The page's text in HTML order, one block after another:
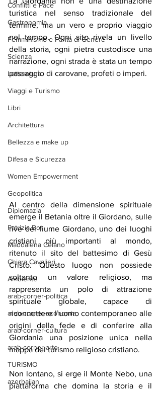
Conflitti e Pace
Gastronomia
Femminismo e Parità di Genere
Scienza
Letteratura
Viaggi e Turismo
Libri
Architettura
Bellezza e make up
Difesa e Sicurezza
Women Empowerment
Geopolitica
Diplomazia
Patrizia Boi
Maddalena Celano
Chiara Cavalieri
Ambiente
arab-corner-politica
arab-corner-economia
arab-corner-cultura
arab-corner-arte
TURISMO
azerbaijan
turistica nel senso tradizionale del
termine, ma un vero e proprio viaggio
nel tempo. Ogni sito rivela un livello
della storia, ogni pietra custodisce una
narrazione, ogni strada è stata un tempo
passaggio di carovane, profeti o imperi.
Al centro della dimensione spirituale
emerge il Betania oltre il Giordano, sulle
rive del fiume Giordano, uno dei luoghi
cristiani più importanti al mondo,
ritenuto il sito del battesimo di Gesù
Cristo. Questo luogo non possiede
soltanto un valore religioso, ma
rappresenta un polo di attrazione
spirituale globale, capace di
riconnettere l’uomo contemporaneo alle
origini della fede e di conferire alla
Giordania una posizione unica nella
mappa del turismo religioso cristiano.
Non lontano, si erge il Monte Nebo, una
piattaforma che domina la storia e il